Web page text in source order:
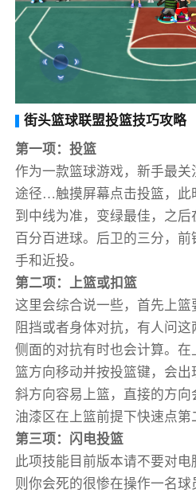
街头篮球联盟投篮技巧攻略
第一项：投篮
作为一款篮球游戏，新手最
途径…触摸屏幕点击投篮，此
到中线为准，变绿最佳，之
百分百进球。后卫的三分，
手和近投。
第二项：上篮或扣篮
这里会综合说一些，首先上
阻挡或者身体对抗，有人问
侧面的对抗有时也会计算。
篮方向移动并按投篮键，会
斜方向容易上篮，直接的方
油漆区在上篮前提下快速点第
第三项：闪电投篮
此项技能目前版本请不要对
则你会死的很惨在操作一名